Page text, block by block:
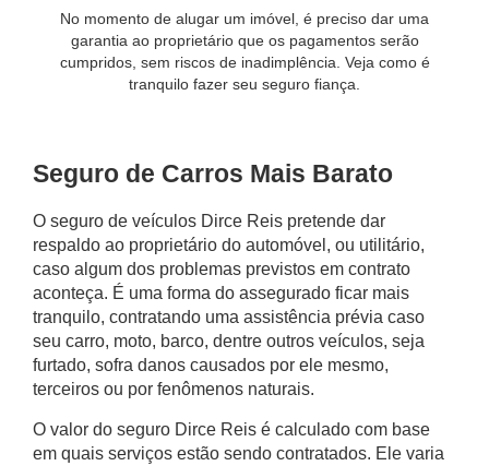
No momento de alugar um imóvel, é preciso dar uma
garantia ao proprietário que os pagamentos serão
cumpridos, sem riscos de inadimplência. Veja como é
tranquilo fazer seu seguro fiança.
Seguro de Carros Mais Barato
O seguro de veículos Dirce Reis pretende dar
respaldo ao proprietário do automóvel, ou utilitário,
caso algum dos problemas previstos em contrato
aconteça. É uma forma do assegurado ficar mais
tranquilo, contratando uma assistência prévia caso
seu carro, moto, barco, dentre outros veículos, seja
furtado, sofra danos causados por ele mesmo,
terceiros ou por fenômenos naturais.
O valor do seguro Dirce Reis é calculado com base
em quais serviços estão sendo contratados. Ele varia